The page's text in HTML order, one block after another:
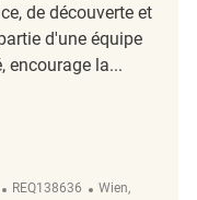
de découverte et
d'une équipe
encourage la...
ReqId
REQ138636 Emplacement
Wien,